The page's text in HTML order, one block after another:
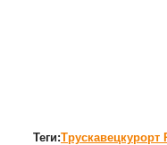
Теги:Трускавецкурорт